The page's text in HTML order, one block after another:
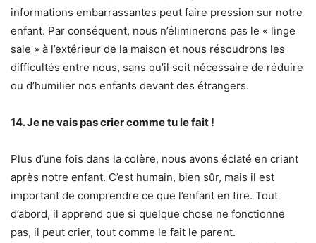
informations embarrassantes peut faire pression sur notre
enfant. Par conséquent, nous n’éliminerons pas le « linge
sale » à l’extérieur de la maison et nous résoudrons les
difficultés entre nous, sans qu’il soit nécessaire de réduire
ou d’humilier nos enfants devant des étrangers.
14. Je ne vais pas crier comme tu le fait !
Plus d’une fois dans la colère, nous avons éclaté en criant
après notre enfant. C’est humain, bien sûr, mais il est
important de comprendre ce que l’enfant en tire. Tout
d’abord, il apprend que si quelque chose ne fonctionne
pas, il peut crier, tout comme le fait le parent.